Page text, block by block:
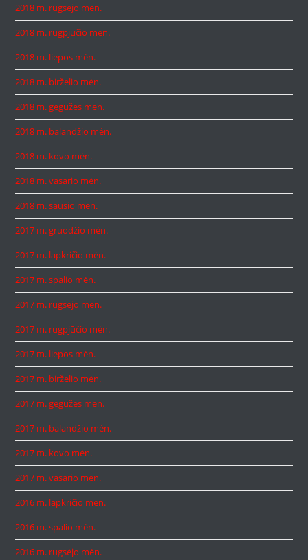
2018 m. rugsėjo mėn.
2018 m. rugpjūčio mėn.
2018 m. liepos mėn.
2018 m. birželio mėn.
2018 m. gegužės mėn.
2018 m. balandžio mėn.
2018 m. kovo mėn.
2018 m. vasario mėn.
2018 m. sausio mėn.
2017 m. gruodžio mėn.
2017 m. lapkričio mėn.
2017 m. spalio mėn.
2017 m. rugsėjo mėn.
2017 m. rugpjūčio mėn.
2017 m. liepos mėn.
2017 m. birželio mėn.
2017 m. gegužės mėn.
2017 m. balandžio mėn.
2017 m. kovo mėn.
2017 m. vasario mėn.
2016 m. lapkričio mėn.
2016 m. spalio mėn.
2016 m. rugsėjo mėn.